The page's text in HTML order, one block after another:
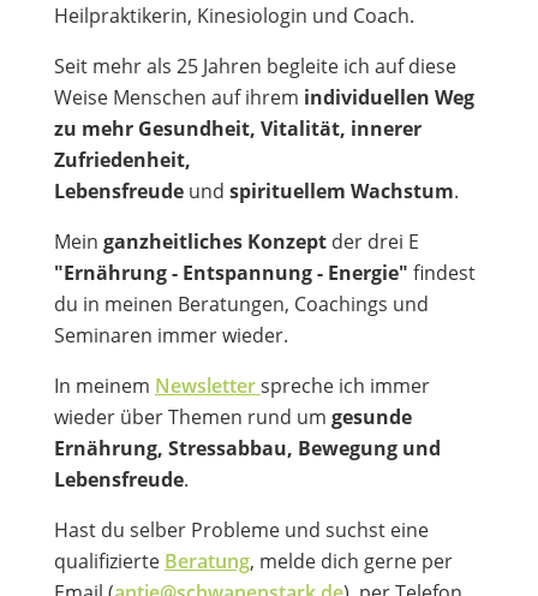
Heilpraktikerin, Kinesiologin und Coach.
Seit mehr als 25 Jahren begleite ich auf diese
Weise Menschen auf ihrem individuellen Weg
zu mehr Gesundheit, Vitalität, innerer
Zufriedenheit,
Lebensfreudeund spirituellem Wachstum.
Mein ganzheitliches Konzeptder drei E
"Ernährung - Entspannung - Energie" findest
du in meinen Beratungen, Coachings und
Seminaren immer wieder.
In meinem Newsletterspreche ich immer
wieder über Themen rund um gesunde
Ernährung, Stressabbau, Bewegung und
Lebensfreude.
Hast du selber Probleme und suchst eine
qualifizierte Beratung, melde dich gerne per